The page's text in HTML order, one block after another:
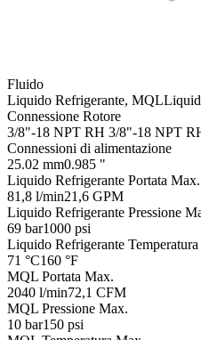
Fluido
Liquido Refrigerante, MQL
Connessione Rotore
3/8"-18 NPT RH 3/8"-18 NPT
Connessioni di alimentazione
25.02 mm0.985 "
Liquido Refrigerante Portata Max.
81,8 l/min21,6 GPM
Liquido Refrigerante Pressione
69 bar1000 psi
Liquido Refrigerante
71 °C160 °F
MQL Portata Max.
2040 l/min72,1 CFM
MQL Pressione Max.
10 bar150 psi